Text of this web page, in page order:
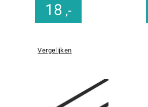
18 ,-
Vergelijken